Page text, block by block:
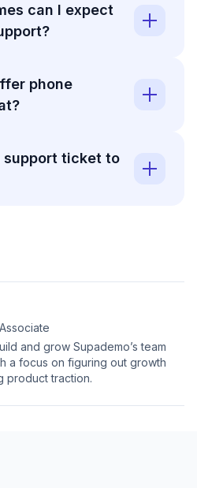
can I expect
phone
support ticket to
and grow Supademo’s team
a focus on figuring out growth
product traction.